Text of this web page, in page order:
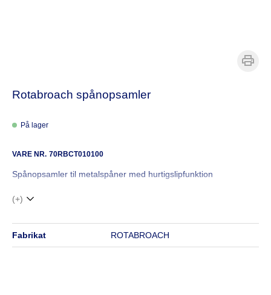
Rotabroach spånopsamler
På lager
VARE NR. 70RBCT010100
Spånopsamler til metalspåner med hurtigslipfunktion
(+)
fabrikat ROTABROACH